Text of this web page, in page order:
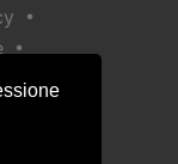
•
•